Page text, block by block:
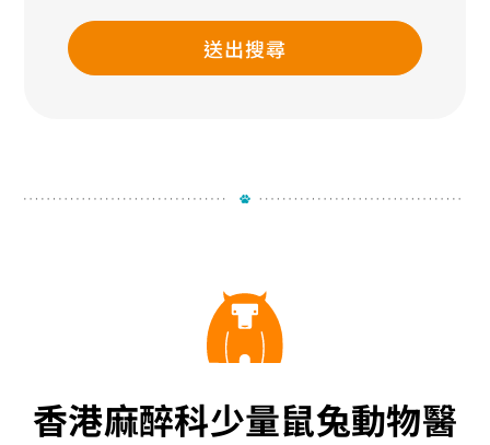
送出搜尋
香港麻醉科少量鼠兔動物醫